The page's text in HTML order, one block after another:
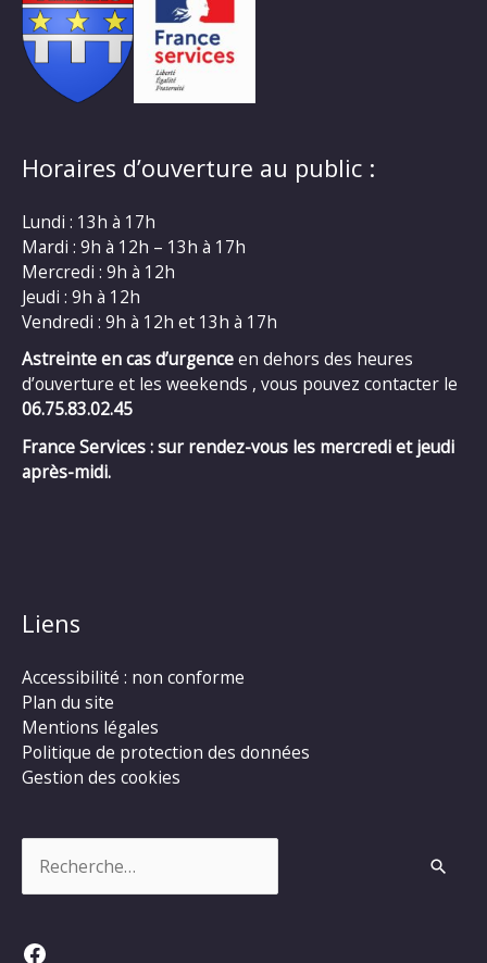
Horaires d’ouverture au public :
Lundi : 13h à 17h
Mardi : 9h à 12h – 13h à 17h
Mercredi : 9h à 12h
Jeudi : 9h à 12h
Vendredi : 9h à 12h et 13h à 17h
Astreinte en cas d’urgenceen dehors des heures
d’ouverture et les weekends , vous pouvez contacter le
06.75.83.02.45
France Services : sur rendez-vous les mercredi et jeudi
après-midi.
Liens
Accessibilité : non conforme
Plan du site
Mentions légales
Politique de protection des données
Gestion des cookies
Facebook